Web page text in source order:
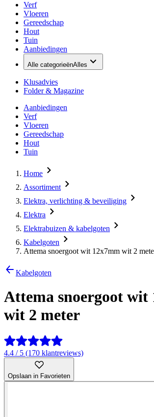
Verf
Vloeren
Gereedschap
Hout
Tuin
Aanbiedingen
Alle categorieënAlles
Klusadvies
Folder & Magazine
Aanbiedingen
Verf
Vloeren
Gereedschap
Hout
Tuin
Home
Assortiment
Elektra, verlichting & beveiliging
Elektra
Elektrabuizen & kabelgoten
Kabelgoten
Attema snoergoot wit 12x7mm wit 2
Kabelgoten
Attema snoergoot wit
wit 2 meter
4.4 / 5 (170 klantreviews)
Opslaan in Favorieten